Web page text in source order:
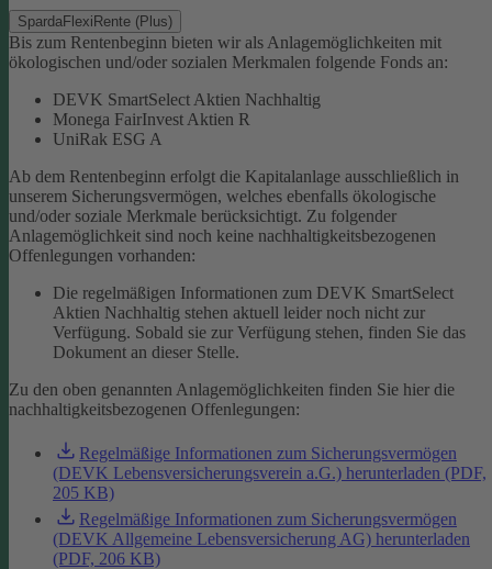
SpardaFlexiRente (Plus)
Bis zum Rentenbeginn bieten wir als Anlagemöglichkeiten mit
ökologischen und/oder sozialen Merkmalen folgende Fonds an:
DEVK SmartSelect Aktien Nachhaltig
Monega FairInvest Aktien R
UniRak ESG A
Ab dem Rentenbeginn erfolgt die Kapitalanlage ausschließlich in
unserem Sicherungsvermögen, welches ebenfalls ökologische
und/oder soziale Merkmale berücksichtigt. Zu folgender
Anlagemöglichkeit sind noch keine nachhaltigkeitsbezogenen
Offenlegungen vorhanden:
Die regelmäßigen Informationen zum DEVK SmartSelect
Aktien Nachhaltig stehen aktuell leider noch nicht zur
Verfügung. Sobald sie zur Verfügung stehen, finden Sie das
Dokument an dieser Stelle.
Zu den oben genannten Anlagemöglichkeiten finden Sie hier die
nachhaltigkeitsbezogenen Offenlegungen:
Regelmäßige Informationen zum Sicherungsvermögen
(DEVK Lebensversicherungsverein a.G.) herunterladen (PDF,
205 KB)
Regelmäßige Informationen zum Sicherungsvermögen
(DEVK Allgemeine Lebensversicherung AG) herunterladen
(PDF, 206 KB)